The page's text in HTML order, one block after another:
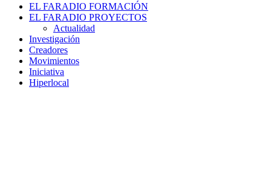
EL FARADIO FORMACIÓN
EL FARADIO PROYECTOS
Actualidad
Investigación
Creadores
Movimientos
Iniciativa
Hiperlocal